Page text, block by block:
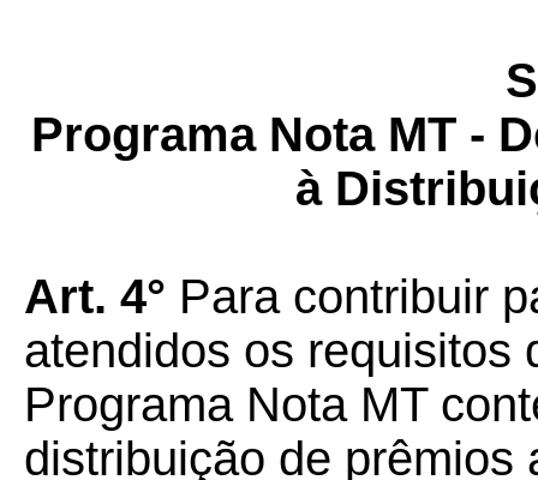
Programa Nota MT -
à
Art. 4° Para contribuir
atendidos os requisitos
Programa Nota MT
distribuição de prêmios